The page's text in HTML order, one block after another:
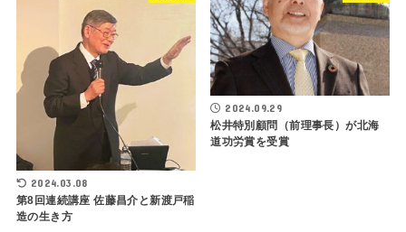
2024.03.08
第8回連続講座 佐藤昌介と新渡戸稲
造の生き方
2024.09.29
松井特別顧問（前理事長）が北海
道功労賞を受賞